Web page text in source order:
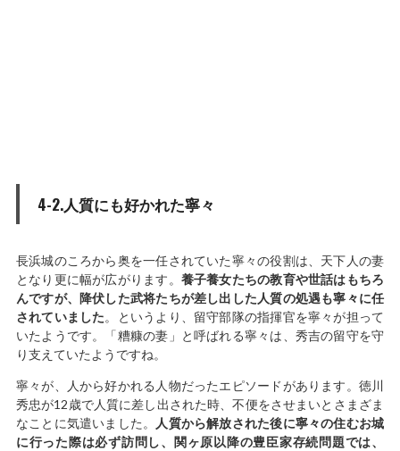
4-2.人質にも好かれた寧々
長浜城のころから奥を一任されていた寧々の役割は、天下人の妻
となり更に幅が広がります。 養子養女たちの教育や世話はもちろ
んですが、降伏した武将たちが差し出した人質の処遇も寧々に任
されていました。というより、留守部隊の指揮官を寧々が担って
いたようです。「糟糠の妻」と呼ばれる寧々は、秀吉の留守を守
り支えていたようですね。
寧々が、人から好かれる人物だったエピソードがあります。徳川
秀忠が12歳で人質に差し出された時、不便をさせまいとさまざま
なことに気遣いました。
人質から解放された後に寧々の住むお城
に行った際は必ず訪問し、関ヶ原以降の豊臣家存続問題では、